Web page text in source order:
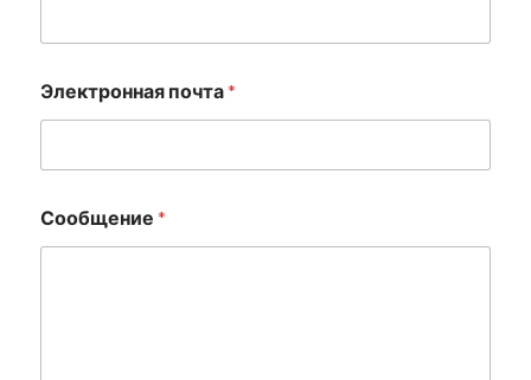
м
я
о
т
а
*
Электронная почта*
Сообщение *